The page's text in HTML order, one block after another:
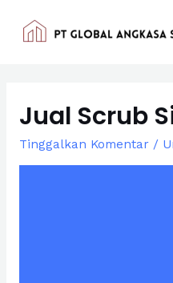
Jual Scrub
Tinggalkan Komentar /